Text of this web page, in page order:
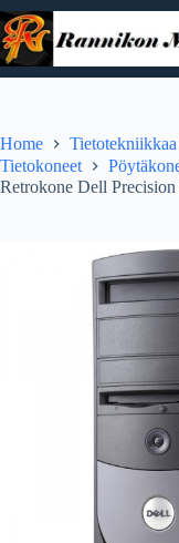
Skip
to
content
Home
Tietokoneet
Retrokone Dell